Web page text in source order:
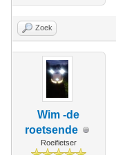
Zoek
Wim -de
roetsende
Roeifietser